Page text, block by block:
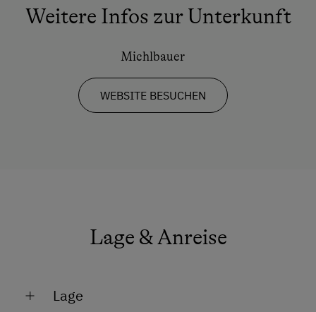
Kinderbett
Wasserkocher
Bademantel
Tisch mit Lampe
Wlan
Weitere Infos zur Unterkunft
Michlbauer
WEBSITE BESUCHEN
Lage & Anreise
Lage